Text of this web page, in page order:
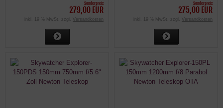
Sonderpreis
279,00 EUR
inkl. 19 % MwSt. zzgl. Versandkosten
Sonderpreis
275,00 EUR
inkl. 19 % MwSt. zzgl. Versandkosten